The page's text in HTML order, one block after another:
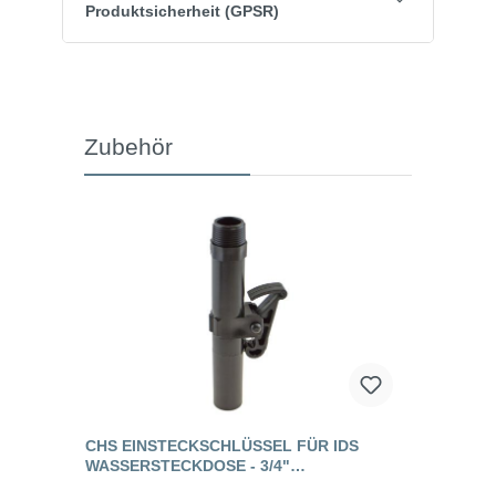
Produktsicherheit (GPSR)
Zubehör
CHS EINSTECKSCHLÜSSEL FÜR IDS
WASSERSTECKDOSE - 3/4"